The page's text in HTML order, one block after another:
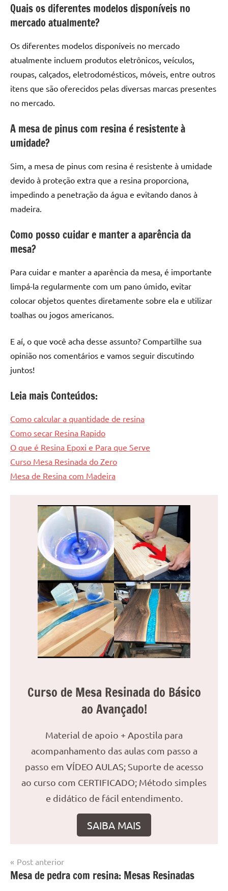
Quais os diferentes modelos disponíveis no
mercado atualmente?
Os diferentes modelos disponíveis no mercado
atualmente incluem produtos eletrônicos, veículos,
roupas, calçados, eletrodomésticos, móveis, entre outros
itens que são oferecidos pelas diversas marcas presentes
no mercado.
A mesa de pinus com resina é resistente à
umidade?
Sim, a mesa de pinus com resina é resistente à umidade
devido à proteção extra que a resina proporciona,
impedindo a penetração da água e evitando danos à
madeira.
Como posso cuidar e manter a aparência da
mesa?
Para cuidar e manter a aparência da mesa, é importante
limpá-la regularmente com um pano úmido, evitar
colocar objetos quentes diretamente sobre ela e utilizar
toalhas ou jogos americanos.
E aí, o que você acha desse assunto? Compartilhe sua
opinião nos comentários e vamos seguir discutindo
juntos!
Leia mais Conteúdos:
Como calcular a quantidade de resina
Como secar Resina Rapido
O que é Resina Epoxi e Para que Serve
Curso Mesa Resinada do Zero
Mesa de Resina com Madeira
Curso de Mesa Resinada do Básico
ao Avançado!
Material de apoio + Apostila para
acompanhamento das aulas com passo a
passo em VÍDEO AULAS; Suporte de acesso
ao curso com CERTIFICADO; Método simples
e didático de fácil entendimento.
SAIBA MAIS
Marcado
com
Mesa
resinada
Navegação
de
Post anterior
Mesa de pedra com resina: Mesas Resinadas